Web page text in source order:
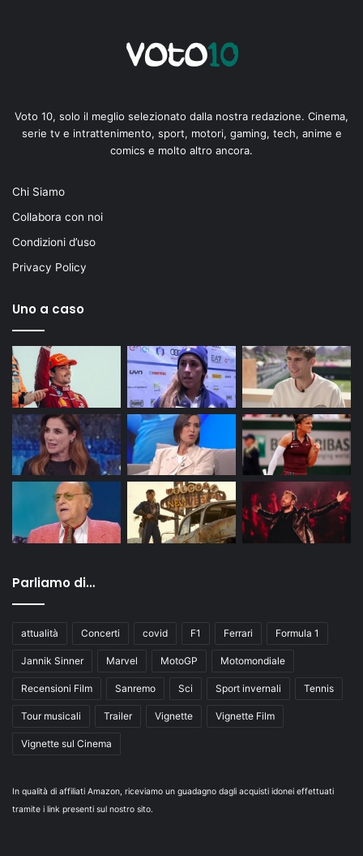
Voto 10, solo il meglio selezionato dalla nostra redazione. Cinema,
serie tv e intrattenimento, sport, motori, gaming, tech, anime e
comics e molto altro ancora.
Chi Siamo
Collabora con noi
Condizioni d’uso
Privacy Policy
Uno a caso
Parliamo di…
attualità Concerti covid F1 Ferrari Formula 1
Jannik Sinner Marvel MotoGP Motomondiale
Recensioni Film Sanremo Sci Sport invernali Tennis
Tour musicali Trailer Vignette Vignette Film
Vignette sul Cinema
In qualità di affiliati Amazon, riceviamo un guadagno dagli acquisti idonei effettuati
tramite i link presenti sul nostro sito.